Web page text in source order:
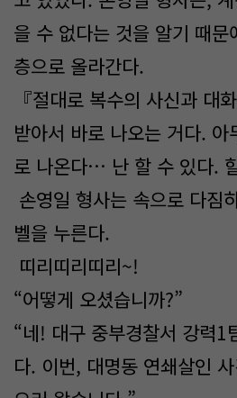
을 수 없다는 것을 알기 때
층으로 올라간다.
『절대로 복수의 사신과 대
받아서 바로 나오는 거다.
로 나온다… 난 할 수 있다.
손영일 형사는 속으로 다짐
벨을 누른다.
띠리띠리띠리~!
“어떻게 오셨습니까?”
“네! 대구 중부경찰서 강력1
다. 이번, 대명동 연쇄살인